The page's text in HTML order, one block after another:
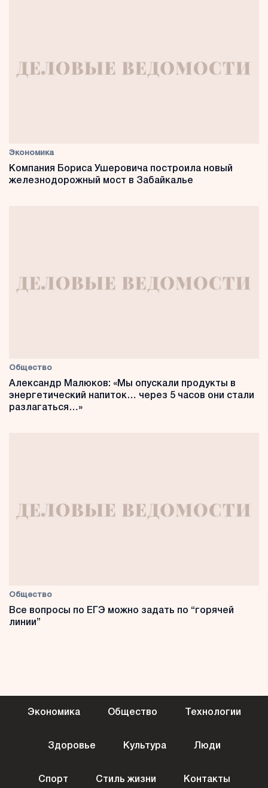
Экономика
Компания Бориса Ушеровича построила новый
железнодорожный мост в Забайкалье
Общество
Александр Малюков: «Мы опускали продукты в
энергетический напиток… через 5 часов они стали
разлагаться…»
Общество
Все вопросы по ЕГЭ можно задать по “горячей
линии”
Экономика Общество Технологии
Здоровье Культура Люди
Спорт Стиль жизни Контакты